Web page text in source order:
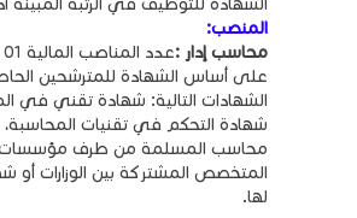
المنصب:
محاسب إدار :
على أساس الشهادة للمترشحين
الشهادات التالية: شهادة تقني في
شهادة التحكم في تقنيات المحاسبة،
محاسب المسلمة من طرف مؤسسات
المتخصص المشتركة بين الوزارات أو
لها.